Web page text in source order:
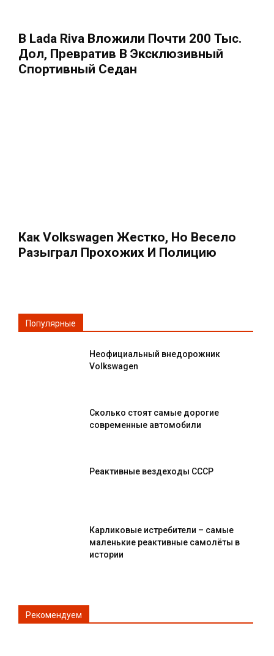
В Lada Riva Вложили Почти 200 Тыс.
Дол, Превратив В Эксклюзивный
Спортивный Седан
Как Volkswagen Жестко, Но Весело
Разыграл Прохожих И Полицию
Популярные
Неофициальный внедорожник
Volkswagen
Сколько стоят самые дорогие
современные автомобили
Реактивные вездеходы СССР
Карликовые истребители – самые
маленькие реактивные самолёты в
истории
Рекомендуем